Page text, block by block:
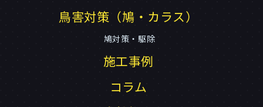
鳥害対策（鳩・カラス）
鳩対策・駆除
施工事例
コラム